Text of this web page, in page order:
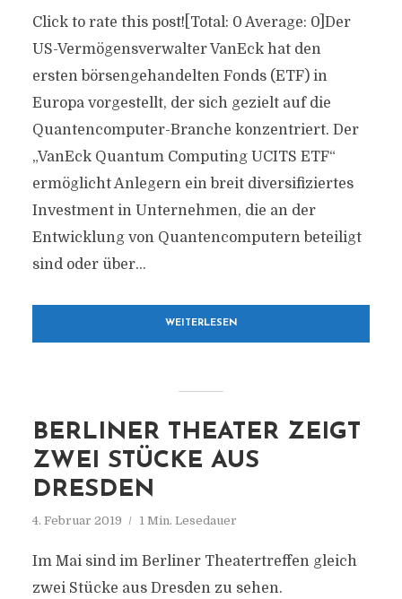
Click to rate this post![Total: 0 Average: 0]Der
US-Vermögensverwalter VanEck hat den
ersten börsengehandelten Fonds (ETF) in
Europa vorgestellt, der sich gezielt auf die
Quantencomputer-Branche konzentriert. Der
„VanEck Quantum Computing UCITS ETF“
ermöglicht Anlegern ein breit diversifiziertes
Investment in Unternehmen, die an der
Entwicklung von Quantencomputern beteiligt
sind oder über...
WEITERLESEN
BERLINER THEATER ZEIGT
ZWEI STÜCKE AUS
DRESDEN
4. Februar 2019 1 Min. Lesedauer
Im Mai sind im Berliner Theatertreffen gleich
zwei Stücke aus Dresden zu sehen.